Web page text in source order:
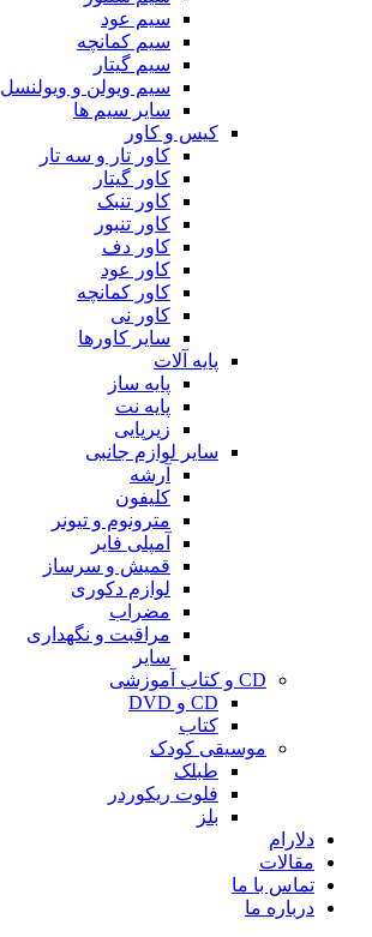
سیم عود
سیم کمانچه
سیم گیتار
سیم ویولن و ویولنسل
سایر سیم ها
کیس و کاور
کاور تار و سه تار
کاور گیتار
کاور تنبک
کاور تنبور
کاور دف
کاور عود
کاور کمانچه
کاور نی
سایر کاورها
پایه آلات
پایه ساز
پایه نت
زیرپایی
سایر لوازم جانبی
آرشه
کلیفون
مترونوم و تیونر
آمپلی فایر
قمیش و سرساز
لوازم دکوری
مضراب
مراقبت و نگهداری
سایر
CD و کتاب آموزشی
CD و DVD
کتاب
موسیقی کودک
طبلک
فلوت ریکوردر
بلز
دلارام
مقالات
تماس با ما
درباره ما